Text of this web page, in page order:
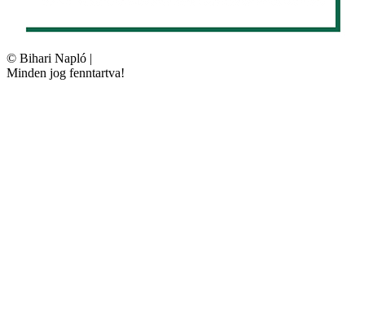
© Bihari Napló |
Minden jog fenntartva!